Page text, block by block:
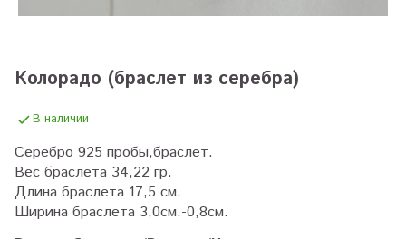
Колорадо (браслет из серебра)
В наличии
Серебро 925 пробы,браслет.
Вес браслета 34,22 гр.
Длина браслета 17,5 см.
Ширина браслета 3,0см.-0,8см.